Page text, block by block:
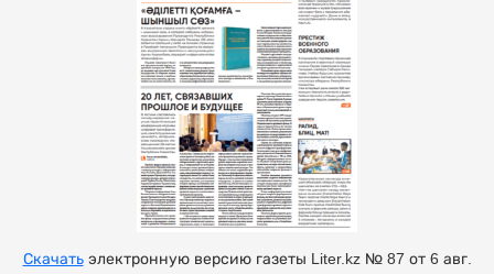
Скачатьэлектронную версию газеты Liter.kz № 87 от 6 авг.